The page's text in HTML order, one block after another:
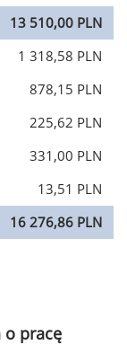
13 510,00 PLN
1 318,58 PLN
878,15 PLN
225,62 PLN
331,00 PLN
13,51 PLN
16 276,86 PLN
o pracę